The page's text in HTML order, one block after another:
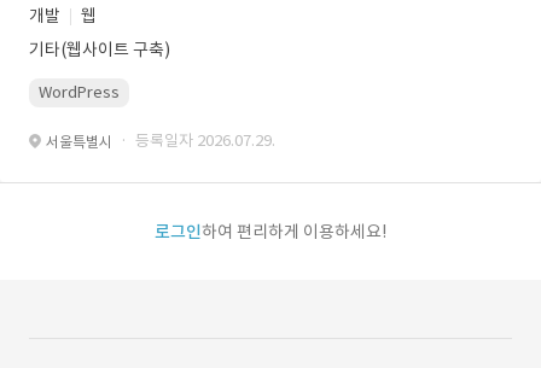
개발
웹
기타(웹사이트 구축)
WordPress
서울특별시 · 등록일자 2026.07.29.
로그인하여 편리하게 이용하세요!